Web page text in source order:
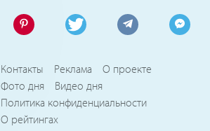
Контакты Реклама
О проекте
Фото дня
Видео дня
Политика конфиденциальности
О рейтингах